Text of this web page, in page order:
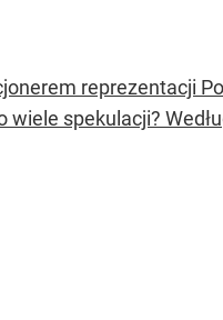
reprezentacji
spekulacji?